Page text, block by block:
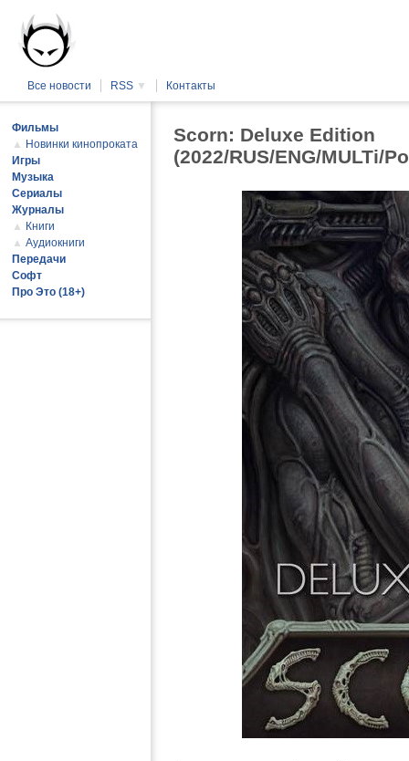
Все новости RSS ▼ Контакты
Scorn: Deluxe Edition
(2022/RUS/ENG/MULTi/
Фильмы
▲ Новинки кинопроката
Игры
Музыка
Сериалы
Журналы
▲ Книги
▲ Аудиокниги
Передачи
Софт
Про Это (18+)